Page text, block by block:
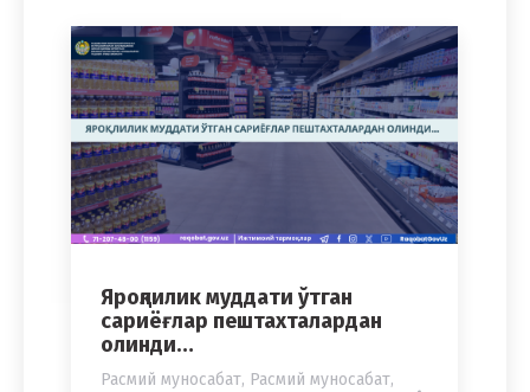
Яроқлилик муддати ўтган
сариёғлар пештахталардан
олинди…
Расмий муносабат, Расмий муносабат,